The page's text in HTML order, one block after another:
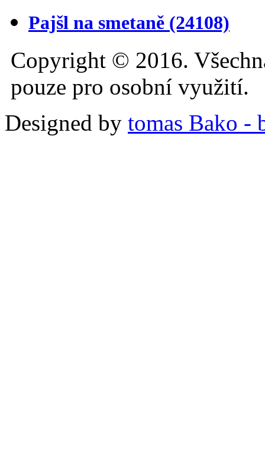
Pajšl na smetaně (24108)
Copyright © 2016.
pouze pro osobní využití.
Designed by tomas Bako -